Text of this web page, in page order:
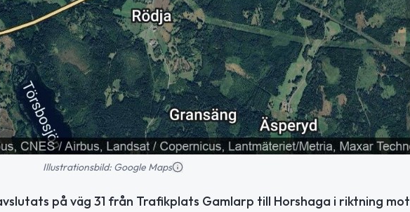
Illustrationsbild: Google Maps
på väg 31 från Trafikplats Gamlarp till Horshaga i riktning mot